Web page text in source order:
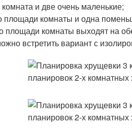
и две очень маленькие;
площади комнаты и одна
площади комнаты выходят на
встретить вариант с